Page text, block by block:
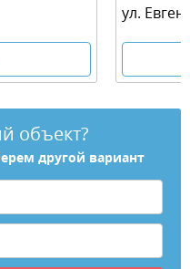
ул.
объект?
другой вариант